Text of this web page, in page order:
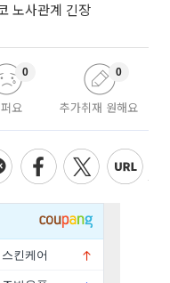
노사관계 긴장
요
0
추가취재 원해요
0